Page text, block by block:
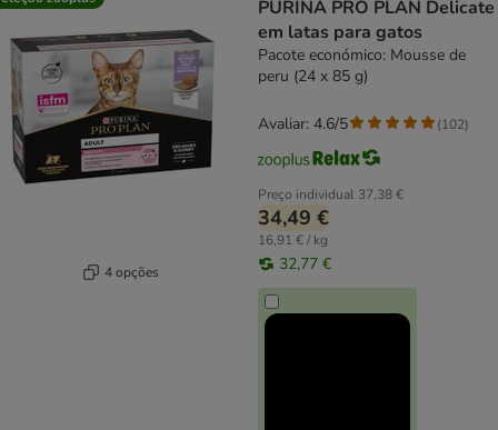
4 opções
PURINA PRO PLAN Delicate
em latas para gatos
Pacote económico: Mousse de
peru (24 x 85 g)
Preço individual 37,38 €
34,49 €
16,91 € / kg
32,77 €
Avaliar: 4.6/5 (102)